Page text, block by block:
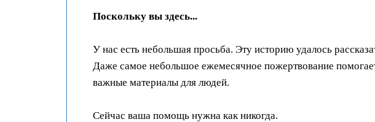
Поскольку вы здесь...
У нас есть небольшая просьба. Эту историю удалось
Даже самое небольшое ежемесячное пожертвование
важные материалы для людей.
Сейчас ваша помощь нужна как никогда.